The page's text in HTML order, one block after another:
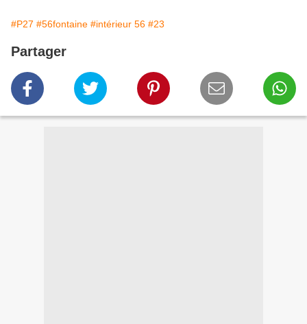
#P27 #56fontaine #intérieur 56 #23
Partager